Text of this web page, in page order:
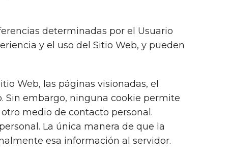
determinadas por el Usuario
y el uso del Sitio Web, y pueden
Web, las páginas visionadas, el
Sin embargo, ninguna cookie permite
medio de contacto personal.
La única manera de que la
esa información al servidor.